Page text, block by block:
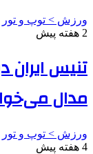
ورزش > توپ و تور
2 هفته پیش
تنیس
مدال
ورزش > توپ و تور
4 هفته پیش